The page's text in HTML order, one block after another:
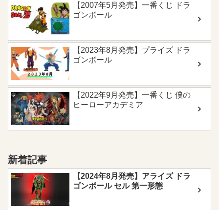
【2007年5月発売】一番くじ ドラ
ゴンボール
【2023年8月発売】プライズ ドラ
ゴンボール
【2022年9月発売】一番くじ 僕の
ヒーローアカデミア
新着記事
【2024年8月発売】アライズ ドラ
ゴンボール セル 第一形態